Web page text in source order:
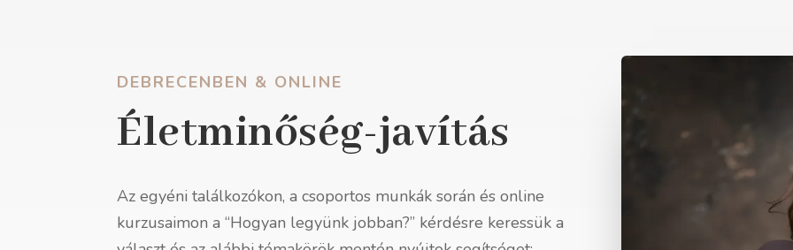
DEBRECENBEN & ONLINE
Életminőség-javítás
Az egyéni találkozókon, a csoportos munkák során és online
kurzusaimon a “Hogyan legyünk jobban?” kérdésre keressük a